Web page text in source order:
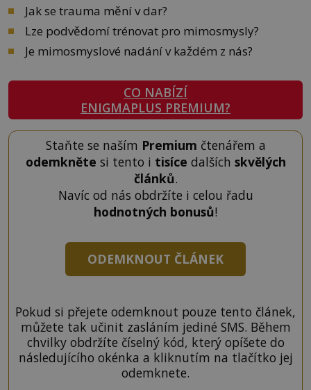
Jak se trauma mění v dar?
Lze podvědomí trénovat pro mimosmysly?
Je mimosmyslové nadání v každém z nás?
CO NABÍZÍ
ENIGMAPLUS PREMIUM?
Staňte se naším Premium čtenářem a
odemkněte si tento i tisíce dalších skvělých
článků.
Navíc od nás obdržíte i celou řadu
hodnotných bonusů!
ODEMKNOUT ČLÁNEK
Pokud si přejete odemknout pouze tento článek,
můžete tak učinit zasláním jediné SMS. Během
chvilky obdržíte číselný kód, který opíšete do
následujícího okénka a kliknutím na tlačítko jej
odemknete.